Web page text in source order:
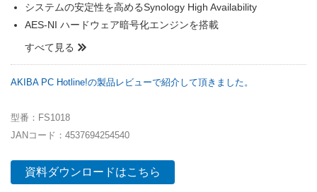
システムの安定性を高めるSynology High Availability
AES-NI ハードウェア暗号化エンジンを搭載
すべて見る
AKIBA PC Hotline!の製品レビューで紹介して頂きました。
型番：FS1018
JANコード：4537694254540
資料ダウンロードはこちら